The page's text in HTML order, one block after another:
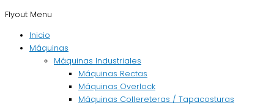
Flyout Menu
Inicio
Máquinas
Máquinas Industriales
Máquinas Rectas
Máquinas Overlock
Máquinas Collereteras / Tapacosturas